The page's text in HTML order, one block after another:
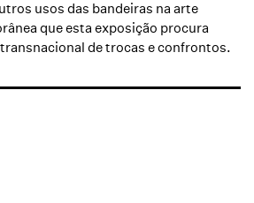
usos das bandeiras na arte
que esta exposição procura
de trocas e confrontos.